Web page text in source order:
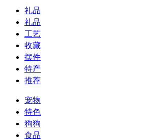
礼品
礼品
工艺
收藏
摆件
特产
推荐
宠物
特色
狗狗
食品